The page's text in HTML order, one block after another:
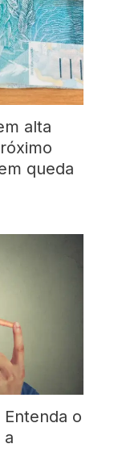
alta
queda
o
a